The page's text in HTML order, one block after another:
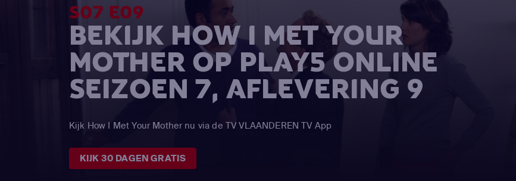
S07 E09
BEKIJK HOW I MET YOUR
MOTHER OP PLAY5 ONLINE
SEIZOEN 7, AFLEVERING 9
Kijk How I Met Your Mother nu via de TV VLAANDEREN TV App
KIJK 30 DAGEN GRATIS